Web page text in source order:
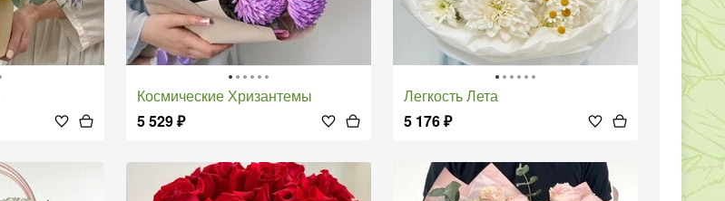
Космические Хризантемы
5 529₽
Легкость Лета
5 176₽